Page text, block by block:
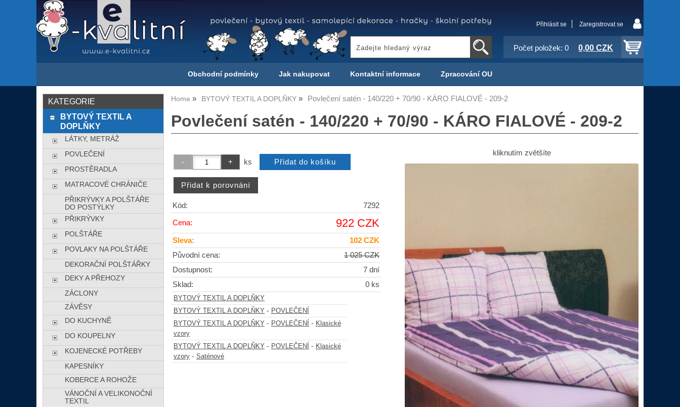
Přihlásit se Zaregistrovat se
Počet položek: 0 0,00 CZK
Obchodní podmínky Jak nakupovat Kontaktní informace Zpracování OU
Home BYTOVÝ TEXTIL A DOPLŇKY Povlečení satén - 140/220 + 70/90 - KÁRO FIALOVÉ - 209-2
Povlečení satén - 140/220 + 70/90 - KÁRO FIALOVÉ - 209-2
kliknutím zvětšíte
ks
Kód: 7292
Cena: 922 CZK
Sleva:
102 CZK
Původní cena:
1 025 CZK
Dostupnost:
7 dní
Sklad:
0 ks
BYTOVÝ TEXTIL A DOPLŇKY
BYTOVÝ TEXTIL A DOPLŇKY - POVLEČENÍ
BYTOVÝ TEXTIL A DOPLŇKY - POVLEČENÍ - Klasické
vzory
BYTOVÝ TEXTIL A DOPLŇKY - POVLEČENÍ - Klasické
vzory - Saténové
KATEGORIE
BYTOVÝ TEXTIL A
DOPLŇKY
LÁTKY, METRÁŽ
POVLEČENÍ
PROSTĚRADLA
MATRACOVÉ CHRÁNIČE
PŘIKRÝVKY A POLŠTÁŘE
DO POSTÝLKY
PŘIKRÝVKY
POLŠTÁŘE
POVLAKY NA POLŠTÁŘE
DEKORAČNÍ POLŠTÁŘKY
DEKY A PŘEHOZY
ZÁCLONY
ZÁVĚSY
DO KUCHYNĚ
DO KOUPELNY
KOJENECKÉ POTŘEBY
KAPESNÍKY
KOBERCE A ROHOŽE
VÁNOČNÍ A VELIKONOČNÍ
TEXTIL